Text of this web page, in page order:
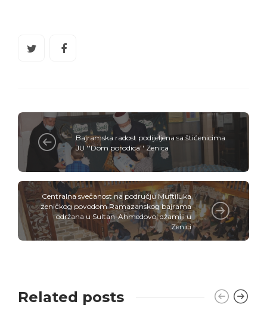
Bajramska radost podijeljena sa štićenicima
JU ''Dom porodica'' Zenica
Centralna svečanost na području Muftiluka
zeničkog povodom Ramazanskog bajrama
održana u Sultan-Ahmedovoj džamiji u
Zenici
Related posts